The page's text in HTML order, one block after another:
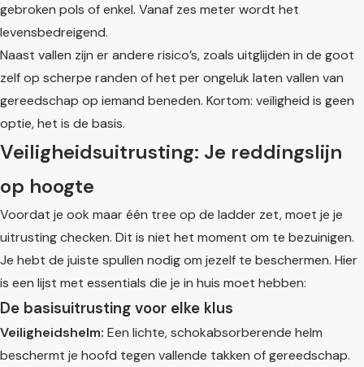
gebroken pols of enkel. Vanaf zes meter wordt het
levensbedreigend.
Naast vallen zijn er andere risico’s, zoals uitglijden in de goot
zelf op scherpe randen of het per ongeluk laten vallen van
gereedschap op iemand beneden. Kortom: veiligheid is geen
optie, het is de basis.
Veiligheidsuitrusting: Je reddingslijn
op hoogte
Voordat je ook maar één tree op de ladder zet, moet je je
uitrusting checken. Dit is niet het moment om te bezuinigen.
Je hebt de juiste spullen nodig om jezelf te beschermen. Hier
is een lijst met essentials die je in huis moet hebben:
De basisuitrusting voor elke klus
Veiligheidshelm: Een lichte, schokabsorberende helm
beschermt je hoofd tegen vallende takken of gereedschap.